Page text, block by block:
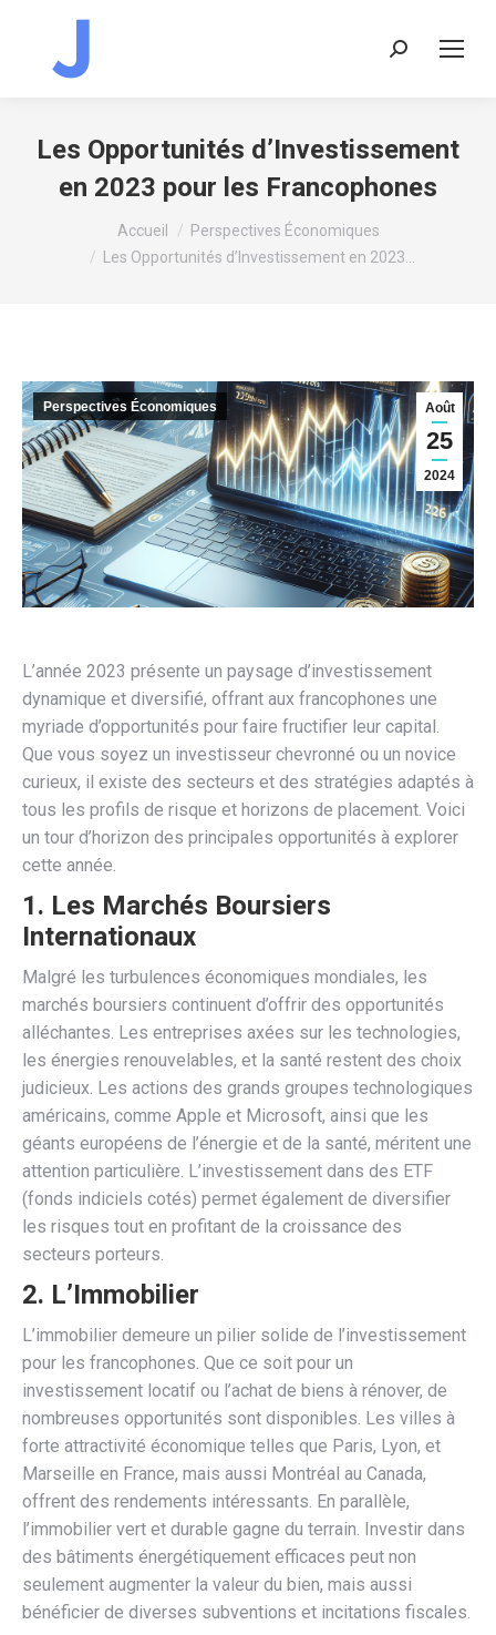
Recherche
Les Opportunités d’Investissement
en 2023 pour les Francophones
Vous êtes ici :Accueil
Perspectives Économiques
Les Opportunités d’Investissement en 2023…
Août
25
2024
Perspectives Économiques
L’année 2023 présente un paysage d’investissement
dynamique et diversifié, offrant aux francophones une
myriade d’opportunités pour faire fructifier leur capital.
Que vous soyez un investisseur chevronné ou un novice
curieux, il existe des secteurs et des stratégies adaptés à
tous les profils de risque et horizons de placement. Voici
un tour d’horizon des principales opportunités à explorer
cette année.
1. Les Marchés Boursiers
Internationaux
Malgré les turbulences économiques mondiales, les
marchés boursiers continuent d’offrir des opportunités
alléchantes. Les entreprises axées sur les technologies,
les énergies renouvelables, et la santé restent des choix
judicieux. Les actions des grands groupes technologiques
américains, comme Apple et Microsoft, ainsi que les
géants européens de l’énergie et de la santé, méritent une
attention particulière. L’investissement dans des ETF
(fonds indiciels cotés) permet également de diversifier
les risques tout en profitant de la croissance des
secteurs porteurs.
2. L’Immobilier
L’immobilier demeure un pilier solide de l’investissement
pour les francophones. Que ce soit pour un
investissement locatif ou l’achat de biens à rénover, de
nombreuses opportunités sont disponibles. Les villes à
forte attractivité économique telles que Paris, Lyon, et
Marseille en France, mais aussi Montréal au Canada,
offrent des rendements intéressants. En parallèle,
l’immobilier vert et durable gagne du terrain. Investir dans
des bâtiments énergétiquement efficaces peut non
seulement augmenter la valeur du bien, mais aussi
bénéficier de diverses subventions et incitations fiscales.